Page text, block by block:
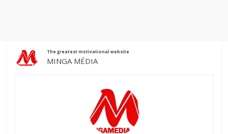
The greatest motivational website
MINGA MÉDIA